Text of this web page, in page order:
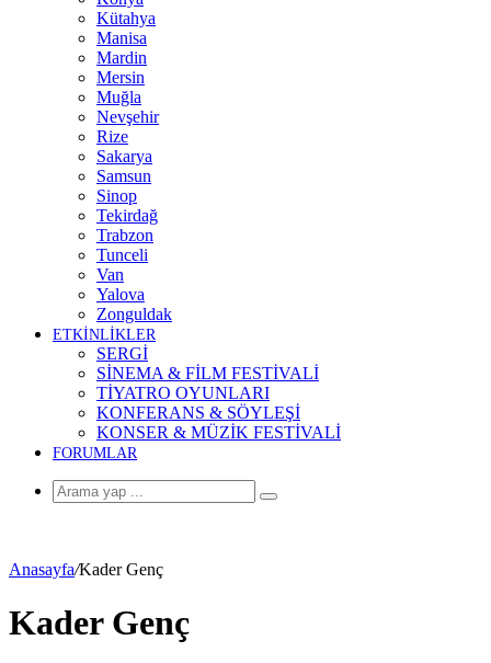
Kütahya
Manisa
Mardin
Mersin
Muğla
Nevşehir
Rize
Sakarya
Samsun
Sinop
Tekirdağ
Trabzon
Tunceli
Van
Yalova
Zonguldak
ETKİNLİKLER
SERGİ
SİNEMA & FİLM FESTİVALİ
TİYATRO OYUNLARI
KONFERANS & SÖYLEŞİ
KONSER & MÜZİK FESTİVALİ
FORUMLAR
Arama
Anasayfa/Kader Genç
Kader Genç